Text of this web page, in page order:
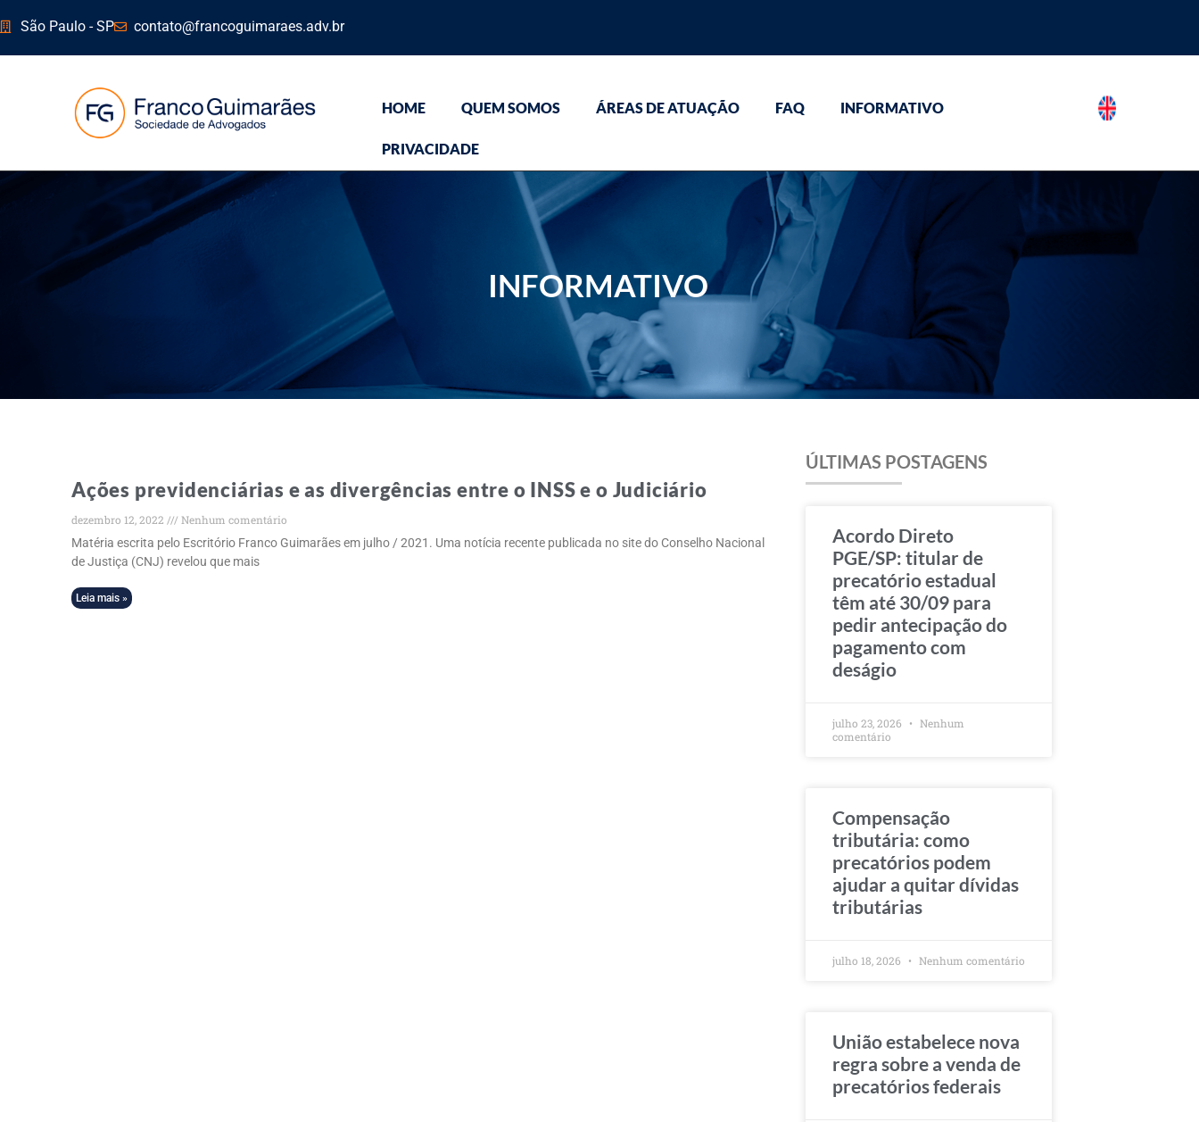
São Paulo - SP contato@francoguimaraes.adv.br
HOME QUEM SOMOS ÁREAS DE ATUAÇÃO FAQ INFORMATIVO
PRIVACIDADE
INFORMATIVO
Ações previdenciárias e as divergências entre o INSS e o Judiciário
dezembro 12, 2022
Nenhum comentário
Matéria escrita pelo Escritório Franco Guimarães em julho / 2021. Uma notícia recente publicada no site do Conselho Nacional
de Justiça (CNJ) revelou que mais
Leia mais »
ÚLTIMAS POSTAGENS
Acordo Direto
PGE/SP: titular de
precatório estadual
têm até 30/09 para
pedir antecipação do
pagamento com
deságio
julho 23, 2026
Nenhum
comentário
Compensação
tributária: como
precatórios podem
ajudar a quitar dívidas
tributárias
julho 18, 2026 Nenhum comentário
União estabelece nova
regra sobre a venda de
precatórios federais